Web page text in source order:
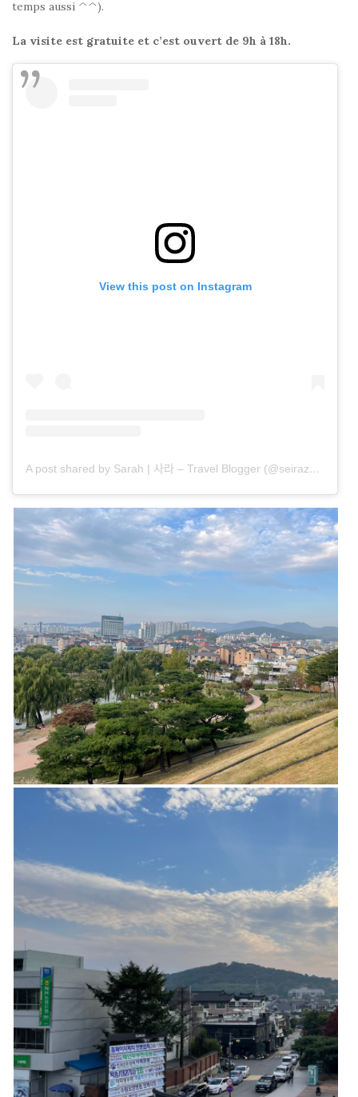
temps aussi ^^).
La visite est gratuite et c’est ouvert de 9h à 18h.
View this post on Instagram
A post shared by Sarah | 사라 – Travel Blogger (@seirazblog)